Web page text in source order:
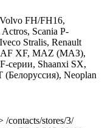
FH/FH16,
Scania P-
Stralis, Renault
XF, MAZ (МАЗ),
Shaanxi SX,
Neoplan
stores/3/